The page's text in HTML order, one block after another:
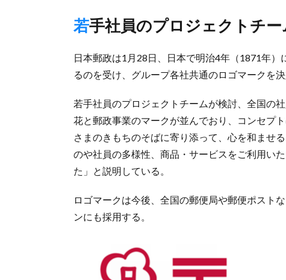
若手社員のプロジェクトチ
日本郵政は1月28日、日本で明治4年（1871年
るのを受け、グループ各社共通のロゴマークを決
若手社員のプロジェクトチームが検討、全国の
花と郵政事業のマークが並んでおり、コンセプ
さまのきもちのそばに寄り添って、心を和ませ
のや社員の多様性、商品・サービスをご利用い
た」と説明している。
ロゴマークは今後、全国の郵便局や郵便ポスト
ンにも採用する。